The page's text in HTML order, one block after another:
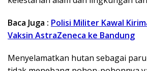
Baca Juga : Polisi Militer Kawal
Vaksin AstraZeneca ke Bandung
Menyelamatkan hutan sebagai